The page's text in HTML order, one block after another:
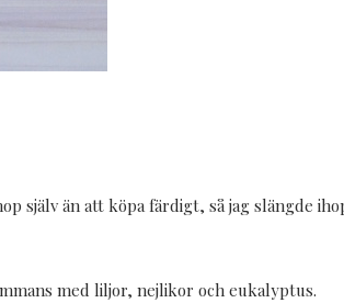
själv än att köpa färdigt, så jag slängde
med liljor, nejlikor och eukalyptus.